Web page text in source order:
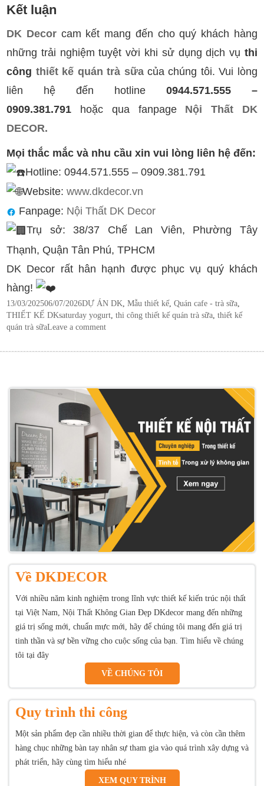
Kết luận
DK Decorcam kết mang đến cho quý khách hàng
những trải nghiệm tuyệt vời khi sử dụng dịch vụ thi
công thiết kế quán trà sữa của chúng tôi. Vui lòng
liên hệ đến hotline0944.571.555 –
0909.381.791 hoặc qua fanpageNội Thất DK
DECOR.
Mọi thắc mắc và nhu cầu xin vui lòng liên hệ đến:
Hotline: 0944.571.555 – 0909.381.791
Website:www.dkdecor.vn
Fanpage: Nội Thất DK Decor
Trụ sở: 38/37 Chế Lan Viên, Phường Tây
Thạnh, Quận Tân Phú, TPHCM
DK Decor rất hân hạnh được phục vụ quý khách
hàng!
Posted
on
13/03/202506/07/2026Categories
DỰ ÁN DK ,Mẫu thiết kế ,Quán cafe - trà sữa
THIẾT KẾ DKTags
saturday yogurt ,thi công thiết kế quán trà sữa ,thiết kế
quán trà sữaLeave a comment
Về DKDECOR
Với nhiều năm kinh nghiệm trong lĩnh vực thiết kế kiến trúc nội thất
tại Việt Nam, Nội Thất Không Gian Đẹp DKdecor mang đến những
giá trị sống mới, chuẩn mực mới, hãy để chúng tôi mang đến giá trị
tinh thần và sự bền vững cho cuộc sống của bạn. Tìm hiểu về chúng
tôi tại đây
VỀ CHÚNG TÔI
Quy trình thi công
Một sản phẩm đẹp cần nhiều thời gian để thực hiện, và còn cần thêm
hàng chục những bàn tay nhân sự tham gia vào quá trình xây dựng và
phát triển, hãy cùng tìm hiểu nhé
XEM QUY TRÌNH